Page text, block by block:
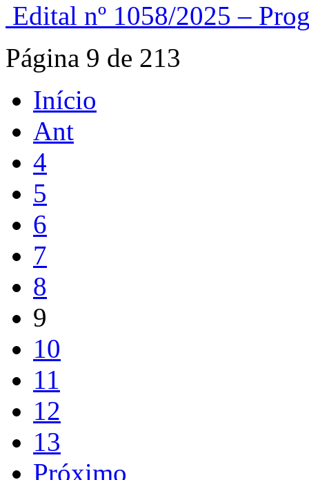
Edital nº 1058/2025 –
Página 9 de 213
Início
Ant
4
5
6
7
8
9
10
11
12
13
Próximo